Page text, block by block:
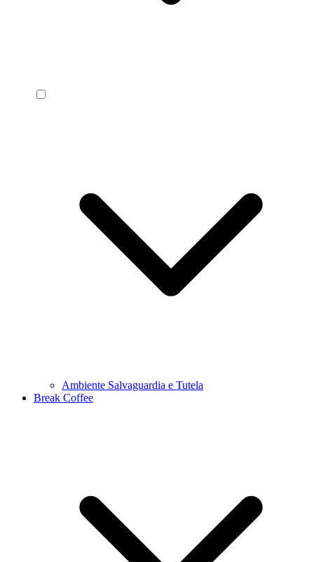
Ambiente Salvaguardia e Tutela
Break Coffee